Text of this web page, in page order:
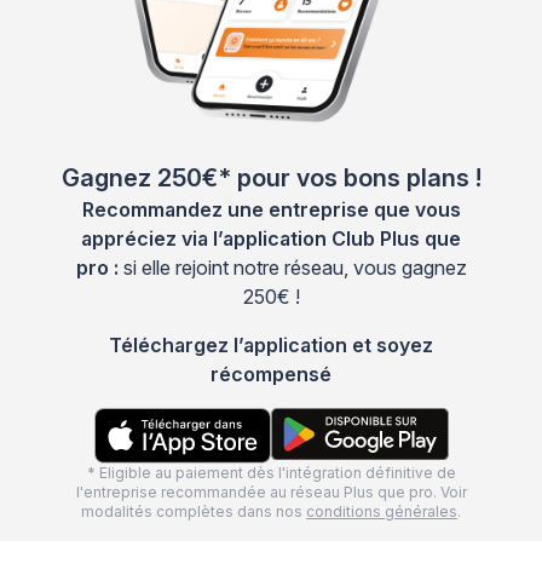
Gagnez 250€* pour vos bons plans !
Recommandez une entreprise que vous
appréciez via l’application Club Plus que
pro : si elle rejoint notre réseau, vous gagnez
250€ !
Téléchargez l’application et soyez
récompensé
* Eligible au paiement dès l'intégration définitive de
l'entreprise recommandée au réseau Plus que pro. Voir
modalités complètes dans nos conditions générales.